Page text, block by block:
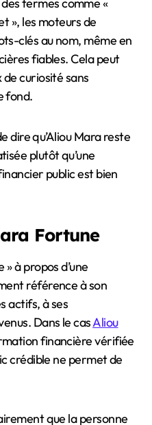
», les moteurs de
clés au nom, même en
fiables. Cela peut
curiosité sans
fond.
dire qu’Aliou Mara reste
plutôt qu’une
public est bien
Fortune
à propos d’une
référence à son
actifs, à ses
Dans le casAliou
financière vérifiée
crédible ne permet de
que la personne